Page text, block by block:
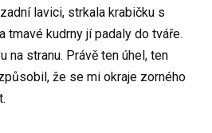
lavici, strkala krabičku s
tmavé kudrny jí padaly do tváře.
na stranu. Právě ten úhel, ten
že se mi okraje zorného